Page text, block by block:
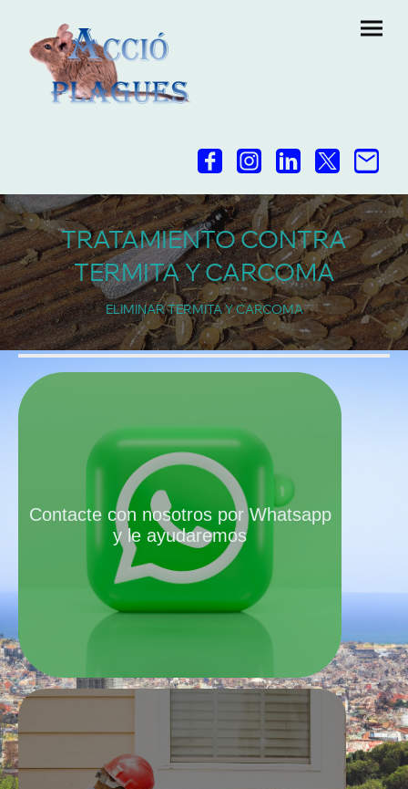
TRATAMIENTO CONTRA
TERMITA Y CARCOMA
ELIMINAR TERMITA Y CARCOMA
Contacte con nosotros por Whatsapp
y le ayudaremos